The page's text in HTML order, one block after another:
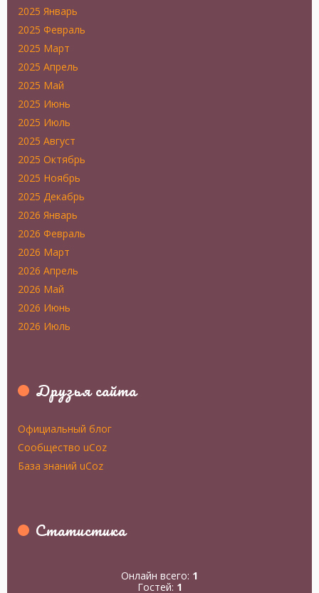
2025 Январь
2025 Февраль
2025 Март
2025 Апрель
2025 Май
2025 Июнь
2025 Июль
2025 Август
2025 Октябрь
2025 Ноябрь
2025 Декабрь
2026 Январь
2026 Февраль
2026 Март
2026 Апрель
2026 Май
2026 Июнь
2026 Июль
Друзья сайта
Официальный блог
Сообщество uCoz
База знаний uCoz
Статистика
Онлайн всего: 1
Гостей: 1